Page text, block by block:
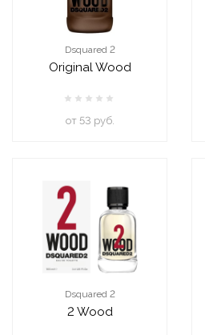
Dsquared 2
Original Wood
oт 53 руб.
Dsquared 2
2 Wood